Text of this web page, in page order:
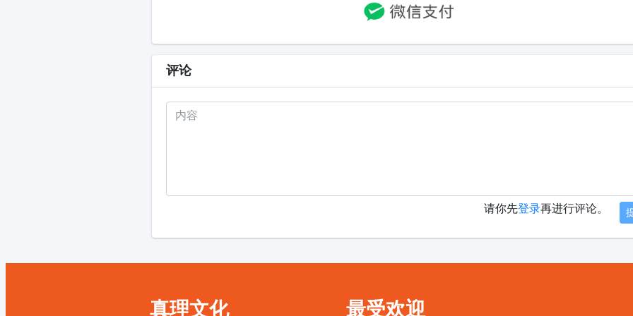
评论
请你先登录再进行评论。
真理文化 最受欢迎